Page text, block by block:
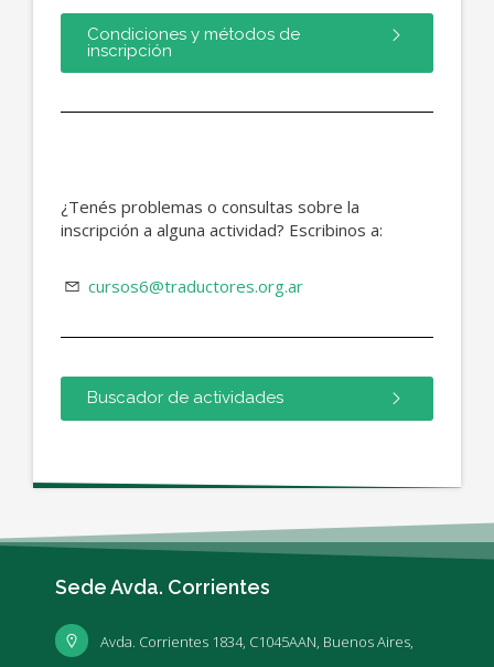
Condiciones y métodos de
inscripción
¿Tenés problemas o consultas sobre la
inscripción a alguna actividad? Escribinos a:
cursos6@traductores.org.ar
Buscador de actividades
Sede Avda. Corrientes
Avda. Corrientes 1834, C1045AAN, Buenos Aires,